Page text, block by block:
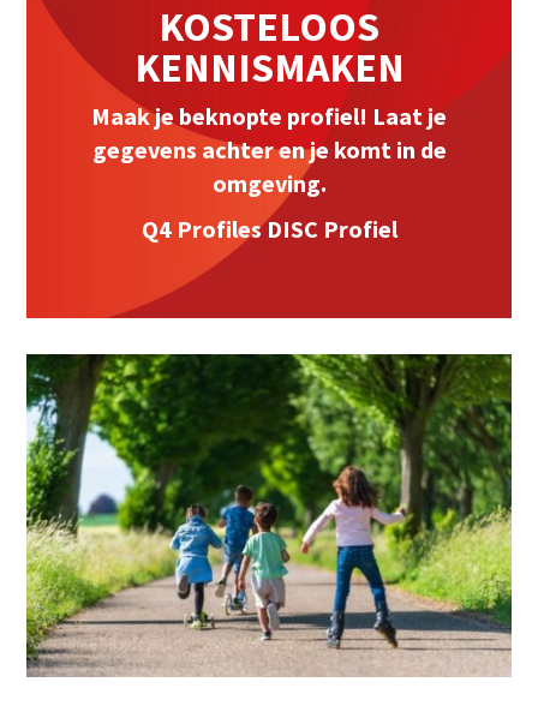
KOSTELOOS
KENNISMAKEN
Maak je beknopte profiel! Laat je
gegevens achter en je komt in de
omgeving.
Q4 Profiles DISC Profiel